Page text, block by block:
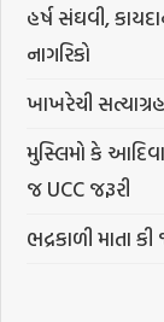
હર્ષ સંઘવી,
નાગરિકો
ખાખરેચી
મુસ્લિમો કે
જ UCC જરૂરી
ભદ્રકાળી માતા